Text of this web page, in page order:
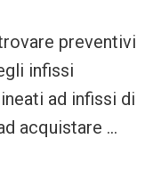
preventivi
infissi
ad infissi di
acquistare …